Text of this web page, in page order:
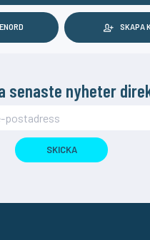
SKAPA
senaste nyheter
SKICKA